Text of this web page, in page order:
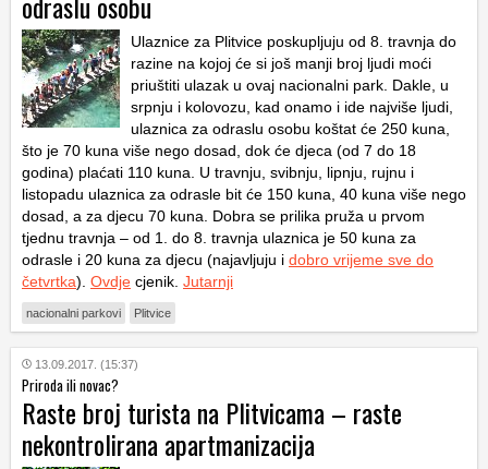
Ulaznice za Plitvice poskupljuju od 8. travnja do
razine na kojoj će si još manji broj ljudi moći
priuštiti ulazak u ovaj nacionalni park. Dakle, u
srpnju i kolovozu, kad onamo i ide najviše ljudi,
ulaznica za odraslu osobu koštat će 250 kuna,
što je 70 kuna više nego dosad, dok će djeca (od 7 do 18
godina) plaćati 110 kuna. U travnju, svibnju, lipnju, rujnu i
listopadu ulaznica za odrasle bit će 150 kuna, 40 kuna više nego
dosad, a za djecu 70 kuna. Dobra se prilika pruža u prvom
tjednu travnja – od 1. do 8. travnja ulaznica je 50 kuna za
odrasle i 20 kuna za djecu (najavljuju i dobro vrijeme sve do
četvrtka). Ovdje cjenik. Jutarnji
nacionalni parkovi Plitvice
13.09.2017. (15:37)
Priroda ili novac?
Raste broj turista na Plitvicama – raste
nekontrolirana apartmanizacija